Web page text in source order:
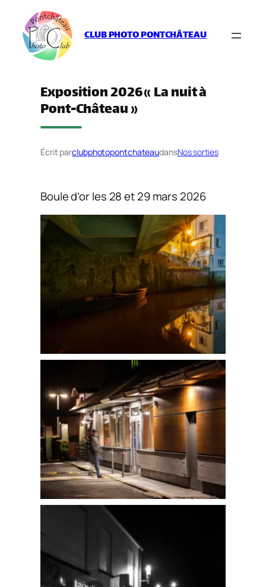
contenu
CLUB PHOTO PONTCHÂTEAU
Exposition 2026 « La nuit à
Pont-Château »
Écrit parclubphotopontchateaudansNos sorties
Boule d’or les 28 et 29 mars 2026